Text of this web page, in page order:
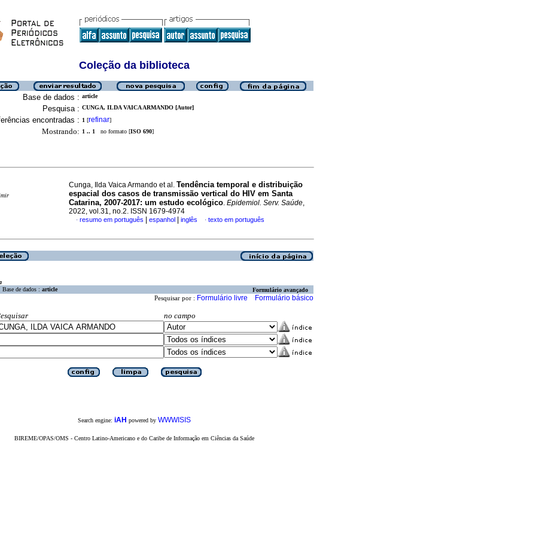
Coleção da biblioteca
Base de dados : article
Pesquisa : CUNGA, ILDA VAICA ARMANDO [Autor]
encontradas : 1 [refinar]
Mostrando: 1 .. 1 no formato [ISO 690]
Cunga, Ilda Vaica Armando et al. Tendência temporal e distribuição
espacial dos casos de transmissão vertical do HIV em Santa
Catarina, 2007-2017: um estudo ecológico. Epidemiol. Serv. Saúde,
2022, vol.31, no.2. ISSN 1679-4974
· resumo em português espanhol inglês · texto em português
Base de dados : article Formulário avançado
Pesquisar por : Formulário livre Formulário básico
no campo
Search engine: iAH powered by WWWISIS
BIREME/OPAS/OMS - Centro Latino-Americano e do Caribe de Informação em Ciências da Saúde